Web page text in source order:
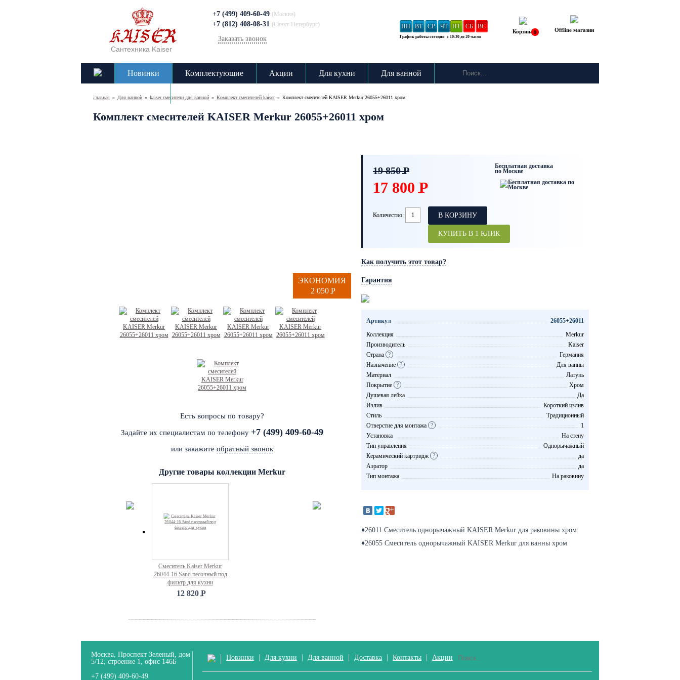
Сантехника Kaiser
+7 (499) 409-60-49 (Москва)
+7 (812) 408-08-31 (Санкт-Петербург)
Заказать звонок
ПН ВТ СР ЧТ ПТ СБ ВС
График работы сегодня: с 10:30 до 20 часов
0
Корзина Offline магазин
Новинки Комплектующие Акции Для кухни Для ванной
Доставка и оплата Контакты
Главная » Для ванной » kaiser смесители для ванной » Комплект смесителей kaiser » Комплект смесителей KAISER Merkur 26055+26011 хром
Комплект смесителей KAISER Merkur 26055+26011 хром
ЭКОНОМИЯ
2 050 P
-
Есть вопросы по товару?
Задайте их специалистам по телефону +7 (499) 409-60-49
или закажите обратный звонок
Другие товары коллекции Merkur
Смеситель Kaiser Merkur
26044-16 Sand песочный под
фильтр для кухни
12 820 P
-
19 850P
-
17 800P
-
Количество: В КОРЗИНУ
КУПИТЬ В 1 КЛИК
Бесплатная доставка
по Москве
Как получить этот товар?
Гарантия
Артикул
26055+26011
Коллекция
Merkur
Производитель
Kaiser
Страна ?
Германия
Назначение ?
Для ванны
Материал
Латунь
Покрытие ?
Хром
Душевая лейка
Да
Излив
Короткий излив
Стиль
Традиционный
Отверстие для монтажа ?
1
Установка
На стену
Тип управления
Однорычажный
Керамический картридж ?
да
Аэратор
да
Тип монтажа
На раковину
♦26011 Смеситель однорычажный KAISER Merkur для раковины хром
♦26055 Смеситель однорычажный KAISER Merkur для ванны хром
Москва, Проспект Зеленый, дом
5/12, строение 1, офис 146Б
+7 (499) 409-60-49
Новинки Для кухни Для ванной Доставка Контакты Акции